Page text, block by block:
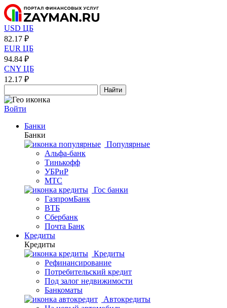
USD ЦБ
82.17 ₽
EUR ЦБ
94.84 ₽
CNY ЦБ
12.17 ₽
Найти
Войти
Банки
Банки
Популярные
Альфа-банк
Тинькофф
УБРиР
МТС
Гос банки
ГазпромБанк
ВТБ
Сбербанк
Почта Банк
Кредиты
Кредиты
Кредиты
Рефинансирование
Потребительский кредит
Под залог недвижимости
Банкоматы
Автокредиты